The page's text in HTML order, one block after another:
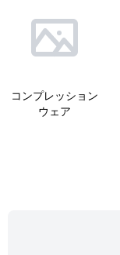
コンプレッション
ウェア